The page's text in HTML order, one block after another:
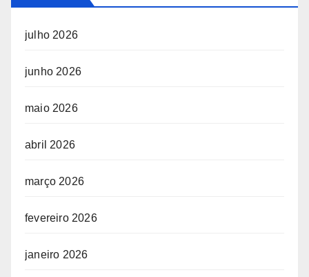
julho 2026
junho 2026
maio 2026
abril 2026
março 2026
fevereiro 2026
janeiro 2026